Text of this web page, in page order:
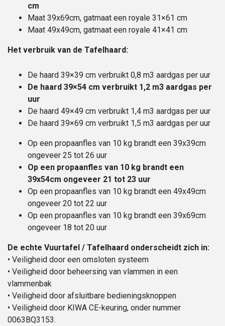
cm
Maat 39x69cm, gatmaat een royale 31×61 cm
Maat 49x49cm, gatmaat een royale 41×41 cm
Het verbruik van de Tafelhaard:
De haard 39×39 cm verbruikt 0,8 m3 aardgas per uur
De haard 39×54 cm verbruikt 1,2 m3 aardgas per
uur
De haard 49×49 cm verbruikt 1,4 m3 aardgas per uur
De haard 39×69 cm verbruikt 1,5 m3 aardgas per uur
Op een propaanfles van 10 kg brandt een 39x39cm
ongeveer 25 tot 26 uur
Op een propaanfles van 10 kg brandt een
39x54cm ongeveer 21 tot 23 uur
Op een propaanfles van 10 kg brandt een 49x49cm
ongeveer 20 tot 22 uur
Op een propaanfles van 10 kg brandt een 39x69cm
ongeveer 18 tot 20 uur
De echte Vuurtafel / Tafelhaard onderscheidt zich in:
• Veiligheid door een omsloten systeem
• Veiligheid door beheersing van vlammen in een
vlammenbak
• Veiligheid door afsluitbare bedieningsknoppen
• Veiligheid door KIWA CE-keuring, onder nummer
0063BQ3153.